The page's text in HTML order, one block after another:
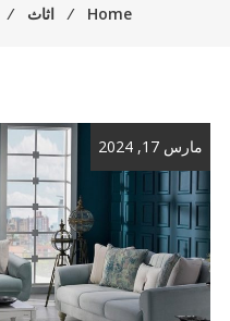
Home
⁄ اثاث ⁄
مارس 17, 2024